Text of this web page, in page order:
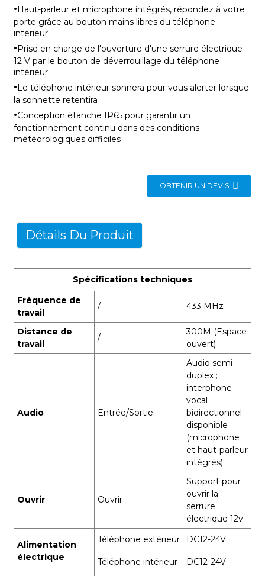
·Haut-parleur et microphone intégrés, répondez à votre
porte grâce au bouton mains libres du téléphone
intérieur
·Prise en charge de l'ouverture d'une serrure électrique
12 V par le bouton de déverrouillage du téléphone
intérieur
·Le téléphone intérieur sonnera pour vous alerter lorsque
la sonnette retentira
·Conception étanche IP65 pour garantir un
fonctionnement continu dans des conditions
météorologiques difficiles
OBTENIR UN DEVIS
Détails Du Produit
Spécifications techniques
Fréquence de
travail
/ 433 MHz
Distance de
travail
/
300M (Espace
ouvert)
Audio Entrée/Sortie
Audio semi-
duplex ;
interphone
vocal
bidirectionnel
disponible
(microphone
et haut-parleur
intégrés)
Ouvrir Ouvrir
Support pour
ouvrir la
serrure
électrique 12v
Alimentation
électrique
Téléphone extérieur DC12-24V
Téléphone intérieur DC12-24V